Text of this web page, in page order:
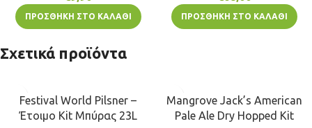
ΠΡΟΣΘΉΚΗ ΣΤΟ ΚΑΛΆΘΙ ΠΡΟΣΘΉΚΗ ΣΤΟ ΚΑΛΆΘΙ
Σχετικά προϊόντα
Festival World Pilsner –
Έτοιμο Kit Μπύρας 23L
Mangrove Jack’s American
Pale Ale Dry Hopped Kit